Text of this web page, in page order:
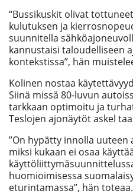
“Bussikuskit olivat
kulutuksen ja
suunnitella
kannustaisi taloudelliseen
kontekstissa”, hän
Kolinen nostaa
Siinä missä 80-luvun
tarkkaan optimoitu ja
Teslojen ajonäytöt askel
”On hypätty innolla uuteen
miksi kukaan ei osaa
huomioimisessa
eturintamassa”, hän toteaa.